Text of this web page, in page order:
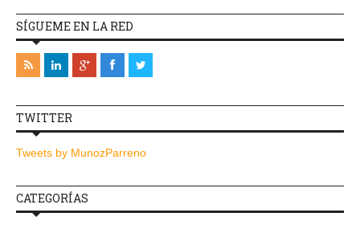
SÍGUEME EN LA RED
TWITTER
Tweets by MunozParreno
CATEGORÍAS